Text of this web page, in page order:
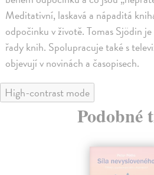
Meditativní, laskavá a nápaditá
odpočinku v životě. Tomas Sjödin
řady knih. Spolupracuje také s
objevují v novinách a časopisech.
High-contrast mode
Podobné